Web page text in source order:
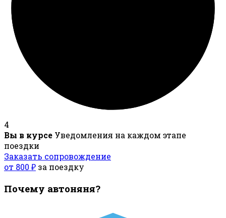
4
Вы в курсе Уведомления на каждом этапе
поездки
Заказать сопровождение
от 800 ₽ за поездку
Почему автоняня?